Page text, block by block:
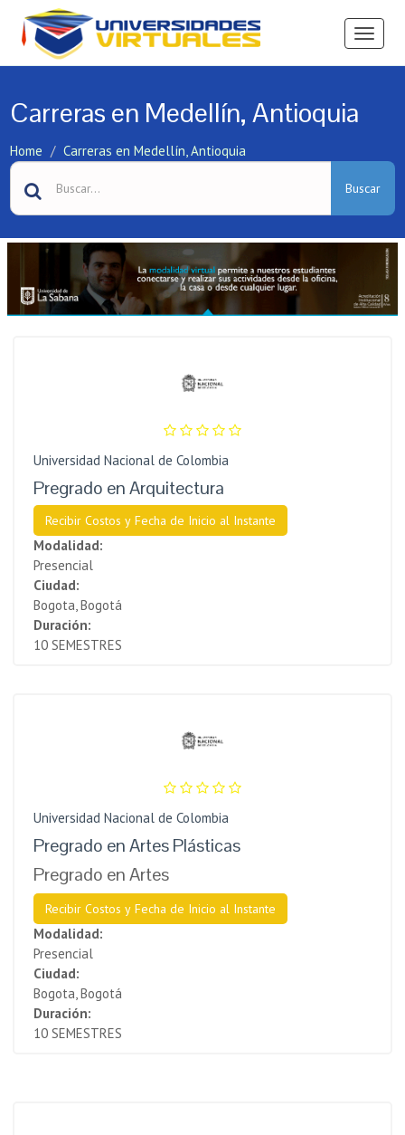
Ver
Carreras en Medellín, Antioquia
Home Carreras en Medellín, Antioquia
Buscar
Universidad Nacional de Colombia
Pregrado en Arquitectura
Recibir Costos y Fecha de Inicio al Instante
Modalidad:
Presencial
Ciudad:
Bogota, Bogotá
Duración:
10 SEMESTRES
Universidad Nacional de Colombia
Pregrado en Artes Plásticas
Pregrado en Artes
Recibir Costos y Fecha de Inicio al Instante
Modalidad:
Presencial
Ciudad:
Bogota, Bogotá
Duración:
10 SEMESTRES